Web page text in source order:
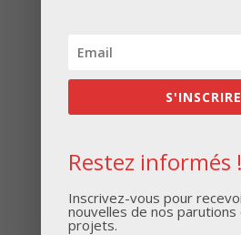
Inscrivez-vous pour
nouvelles de nos parutions
S'INSCRIRE
S'INSCRIRE
Restez informés !
Inscrivez-vous pour
nouvelles de nos
projets.